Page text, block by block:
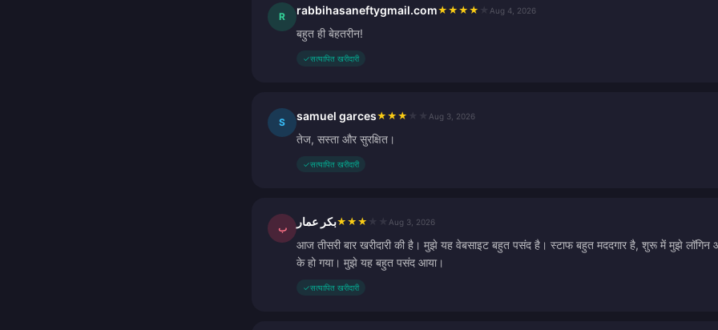
R rabbihasaneftygmail.com★ ★ ★ ★ Aug 4, 2026
बहुत ही बेहतरीन!
✓सत्यापित खरीदारी
S samuel garces★ ★ ★ Aug 3, 2026
तेज, सस्ता और सुरक्षित।
✓सत्यापित खरीदारी
ب بكر عمار★ ★ ★ Aug 3, 2026
आज तीसरी बार खरीदारी की है। मुझे यह वेबसाइट बहुत पसंद है। स्टाफ बहुत मददगार है, शुरू में मुझे
के हो गया। मुझे यह बहुत पसंद आया।
✓सत्यापित खरीदारी